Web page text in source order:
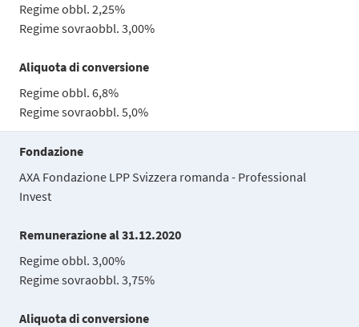
Regime obbl. 2,25%
Regime sovraobbl. 3,00%
Aliquota di conversione
Regime obbl. 6,8%
Regime sovraobbl. 5,0%
Fondazione
AXA Fondazione LPP Svizzera romanda - Professional
Invest
Remunerazione al 31.12.2020
Regime obbl. 3,00%
Regime sovraobbl. 3,75%
Aliquota di conversione